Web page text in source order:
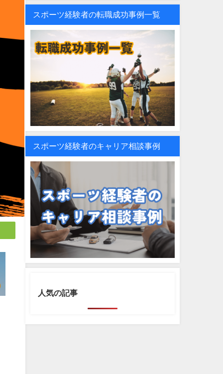
スポーツ経験者の転職成功事例一覧
スポーツ経験者のキャリア相談事例
人気の記事